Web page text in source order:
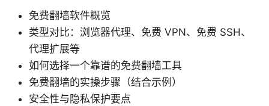
免费翻墙软件概览
类型对比：浏览器代理、免费 VPN、免费 SSH、
代理扩展等
如何选择一个靠谱的免费翻墙工具
免费翻墙的实操步骤（结合示例）
安全性与隐私保护要点